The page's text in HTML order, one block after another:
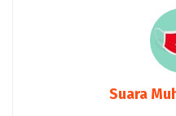
Suara